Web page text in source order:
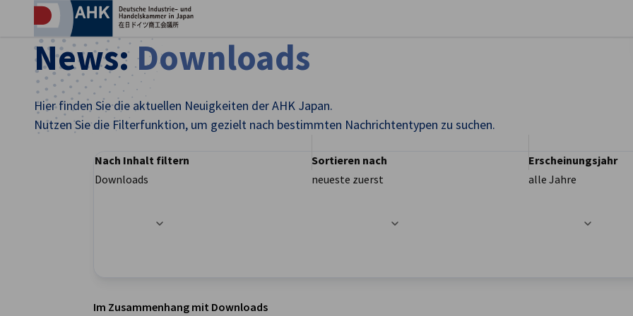
News:Downloads
Hier finden Sie die aktuellen Neuigkeiten der AHK Japan.
Nutzen Sie die Filterfunktion, um gezielt nach bestimmten Nachrichtentypen zu suchen.
Filteroptionen wurden erfolgreich aktualisiert
Nach Inhalt filtern
Downloads
Sortieren nach
neueste zuerst
Erscheinungsjahr
alle Jahre
Im Zusammenhang mit Downloads